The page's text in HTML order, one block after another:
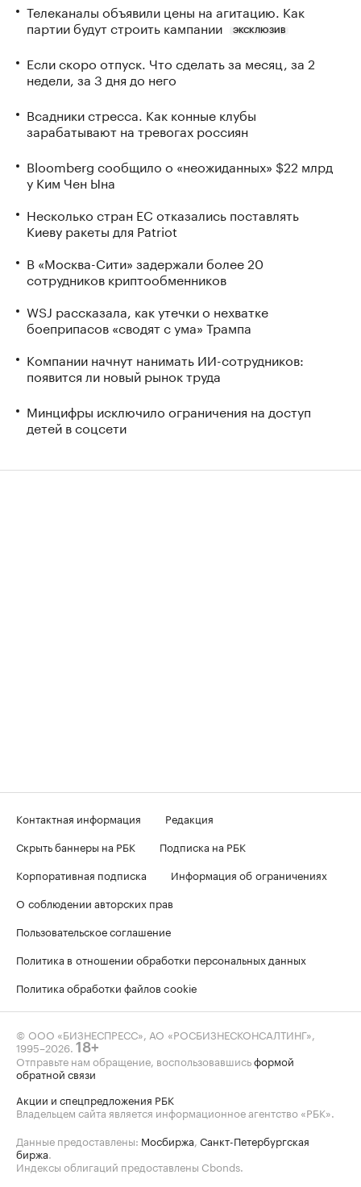
Телеканалы объявили цены на агитацию. Как
партии будут строить кампании
ЭКСКЛЮЗИВ
Если скоро отпуск. Что сделать за месяц, за 2
недели, за 3 дня до него
Всадники стресса. Как конные клубы
зарабатывают на тревогах россиян
Bloomberg сообщило о «неожиданных» $22 млрд
у Ким Чен Ына
Несколько стран ЕС отказались поставлять
Киеву ракеты для Patriot
В «Москва-Сити» задержали более 20
сотрудников криптообменников
WSJ рассказала, как утечки о нехватке
боеприпасов «сводят с ума» Трампа
Компании начнут нанимать ИИ-сотрудников:
появится ли новый рынок труда
Минцифры исключило ограничения на доступ
детей в соцсети
Контактная информация
Редакция
Скрыть баннеры на РБК
Подписка на РБК
Корпоративная подписка
Информация об ограничениях
О соблюдении авторских прав
Пользовательское соглашение
Политика в отношении обработки персональных данных
Политика обработки файлов cookie
© ООО «БИЗНЕСПРЕСС», АО «РОСБИЗНЕСКОНСАЛТИНГ»,
1995–2026 18+
Отправьте нам обращение, воспользовавшисьформой
обратной связи
Акции и спецпредложения РБК
Владельцем сайта является информационное агентство «РБК».
Данные предоставлены: Мосбиржа Санкт-Петербургская
биржа
Индексы облигаций предоставлены Cbonds.